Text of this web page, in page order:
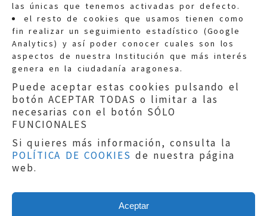
las únicas que tenemos activadas por defecto.
el resto de cookies que usamos tienen como
fin realizar un seguimiento estadístico (Google
Analytics) y así poder conocer cuales son los
aspectos de nuestra Institución que más interés
genera en la ciudadanía aragonesa.
Puede aceptar estas cookies pulsando el
botón ACEPTAR TODAS o limitar a las
necesarias con el botón SÓLO
FUNCIONALES
Si quieres más información, consulta la
POLÍTICA DE COOKIES de nuestra página
web.
Aceptar
Quejas:quejas@eljusticiadearagon.es
Información general:
informacion@eljusticiadearagon.es
Teléfonos:900 210 210/
Aviso legal|Política de privacidad|
Protección de Datos
Política de cookies